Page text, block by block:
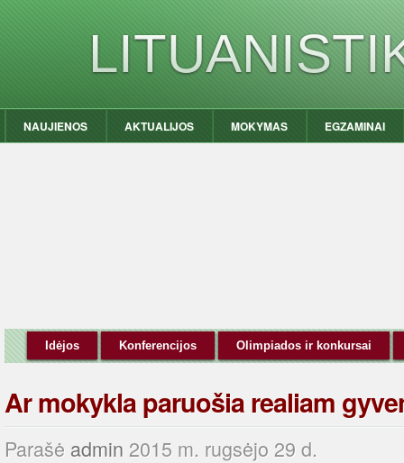
NAUJIENOS AKTUALIJOS MOKYMAS EGZAMINAI
Idėjos Konferencijos Olimpiados ir konkursai
Ar mokykla paruošia realiam
Parašė admin 2015 m. rugsėjo 29 d.